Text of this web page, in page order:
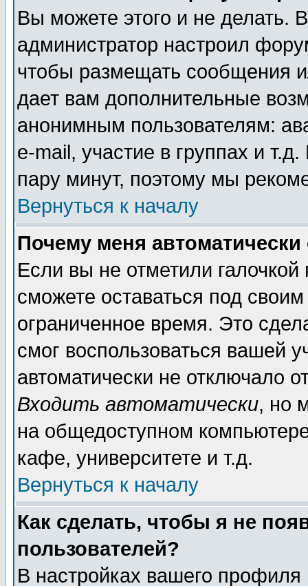
Вы можете этого и не делать.
администратор настроил
чтобы размещать сообщения
дает вам дополнительные
анонимным пользователям:
e-mail, участие в группах и
пару минут, поэтому мы
Вернуться к началу
Почему меня автоматически
Если вы не отметили галочкой
сможете оставаться под
ограниченное время. Это
смог воспользоваться вашей
автоматически не отключало
Входить автоматически, но
на общедоступном
кафе, университете и т.д.
Вернуться к началу
Как сделать, чтобы я не
пользователей?
В настройках вашего